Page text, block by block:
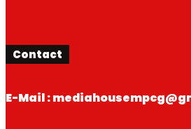
Contact
E-Mail :